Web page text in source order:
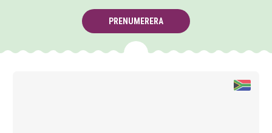
PRENUMERERA